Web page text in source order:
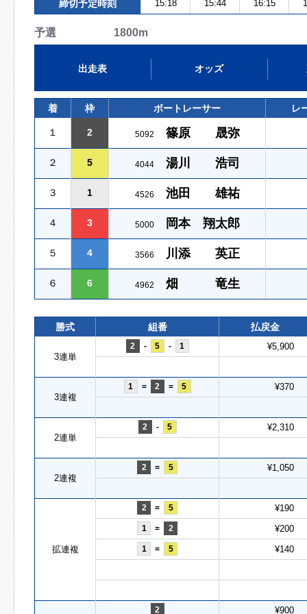
締切予定時刻 15:18 15:44 16:15
予選 1800m
出走表 オッズ
着 枠 ボートレーサー レ
１ 2 5092 篠原 晟弥
２ 5 4044 湯川 浩司
３ 1 4526 池田 雄祐
４ 3 5000 岡本 翔太郎
５ 4 3566 川添 英正
６ 6 4962 畑 竜生
勝式 組番 払戻金
3連単
2 - 5 - 1 ¥5,900
3連複
1 = 2 = 5 ¥370
2連単
2 - 5 ¥2,310
2連複
2 = 5 ¥1,050
拡連複
2 = 5 ¥190
1 = 2 ¥200
1 = 5 ¥140
2 ¥900